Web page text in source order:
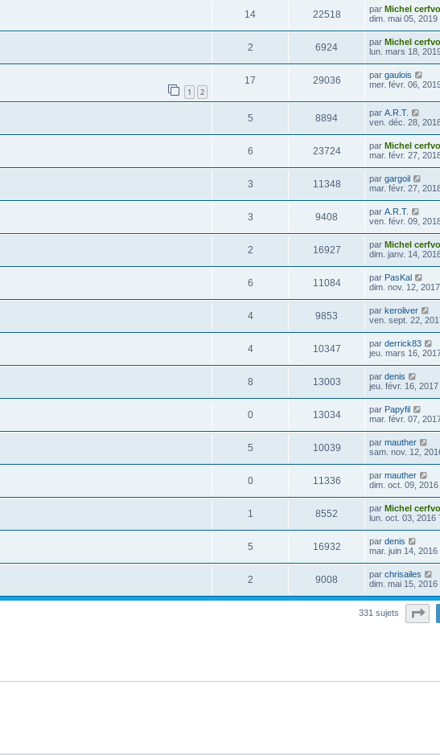
14 22518 par Michel
dim. mai 05, 2019
2 6924 par Michel
lun. mars 18,
1 2
17 29036 par gaulois
mer. févr. 06,
5 8894 par A.R.T.
ven. déc. 28,
6 23724 par Michel
mar. févr. 27,
3 11348 par gargoil
mar. févr. 27,
3 9408 par A.R.T.
ven. févr. 09,
2 16927 par Michel
dim. janv. 14,
6 11084 par PasKal
dim. nov. 12,
4 9853 par keroliver
ven. sept. 22,
4 10347 par derrick83
jeu. mars 16,
8 13003 par denis
jeu. févr. 16,
0 13034 par Papyfil
mar. févr. 07,
5 10039 par mauther
sam. nov. 12,
0 11336 par mauther
dim. oct. 09,
1 8552 par Michel
lun. oct. 03, 2016
5 16932 par denis
mar. juin 14, 2016
2 9008 par chrisailes
dim. mai 15, 2016
331 sujets